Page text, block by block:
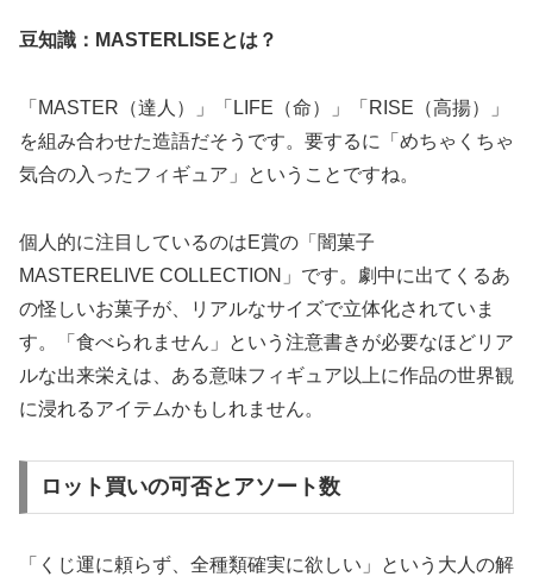
豆知識：MASTERLISEとは？
「MASTER（達人）」「LIFE（命）」「RISE（高揚）」
を組み合わせた造語だそうです。要するに「めちゃくちゃ
気合の入ったフィギュア」ということですね。
個人的に注目しているのはE賞の「闇菓子
MASTERELIVE COLLECTION」です。劇中に出てくるあ
の怪しいお菓子が、リアルなサイズで立体化されていま
す。「食べられません」という注意書きが必要なほどリア
ルな出来栄えは、ある意味フィギュア以上に作品の世界観
に浸れるアイテムかもしれません。
ロット買いの可否とアソート数
「くじ運に頼らず、全種類確実に欲しい」という大人の解